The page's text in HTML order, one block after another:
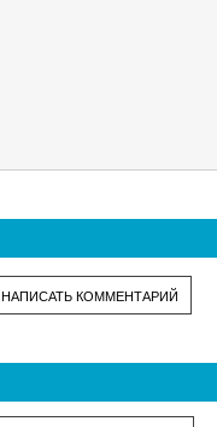
НАПИСАТЬ КОММЕНТАРИЙ